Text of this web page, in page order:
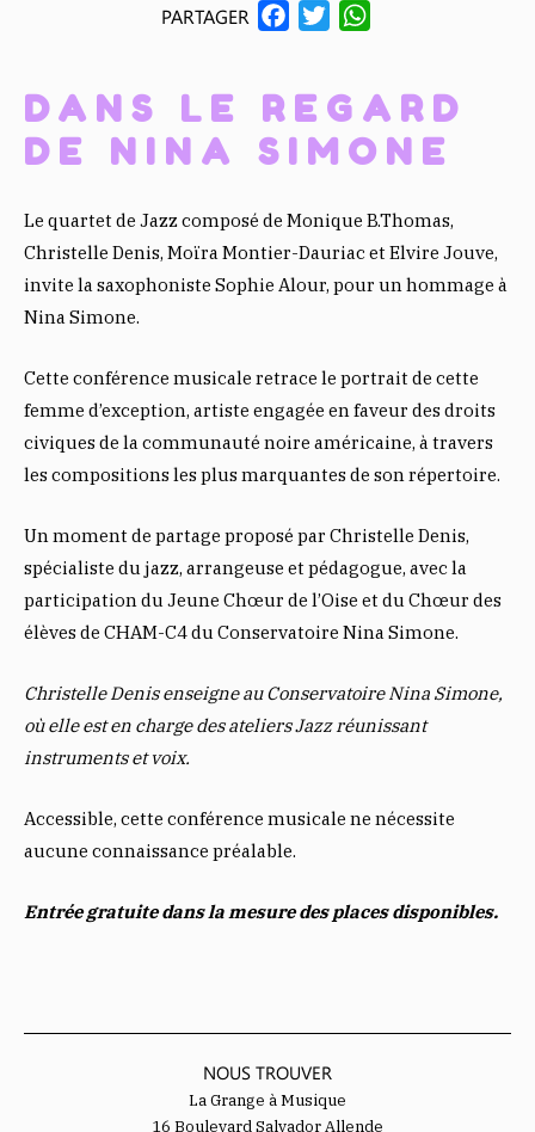
PARTAGER
B
O
K
T
T
E
T
S
A
P
DANS LE REGARD
DE NINA SIMONE
Le quartet de Jazz composé de Monique B.Thomas,
Christelle Denis, Moïra Montier-Dauriac et Elvire Jouve,
invite la saxophoniste Sophie Alour, pour un hommage à
Nina Simone.
Cette conférence musicale retrace le portrait de cette
femme d’exception, artiste engagée en faveur des droits
civiques de la communauté noire américaine, à travers
les compositions les plus marquantes de son répertoire.
Un moment de partage proposé par Christelle Denis,
spécialiste du jazz, arrangeuse et pédagogue, avec la
participation du Jeune Chœur de l’Oise et du Chœur des
élèves de CHAM-C4 du Conservatoire Nina Simone.
Christelle Denis enseigne au Conservatoire Nina Simone,
où elle est en charge des ateliers Jazz réunissant
instruments et voix.
Accessible, cette conférence musicale ne nécessite
aucune connaissance préalable.
Entrée gratuite dans la mesure des places disponibles.
NOUS TROUVER
La Grange à Musique
16 Boulevard Salvador Allende